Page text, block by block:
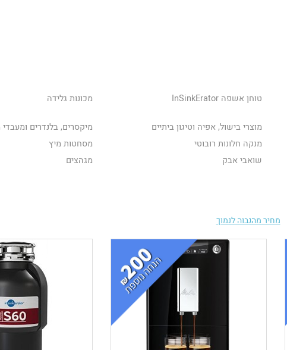
טוחן אשפה InSinkErator מכונות גלידה
מוצרי בישול, אפיה וטיגון ביתיים מיקסרים, בלנדרים ומעבדי
מנקה חלונות רובוטי מסחטות מיץ
שואבי אבק מגהצים
מחיר מהגבוה לנמוך